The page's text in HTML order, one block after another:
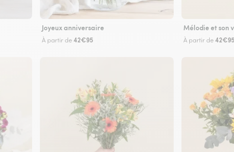
Joyeux anniversaire
À partir de42€95
Mélodie et son
À partir de42€95